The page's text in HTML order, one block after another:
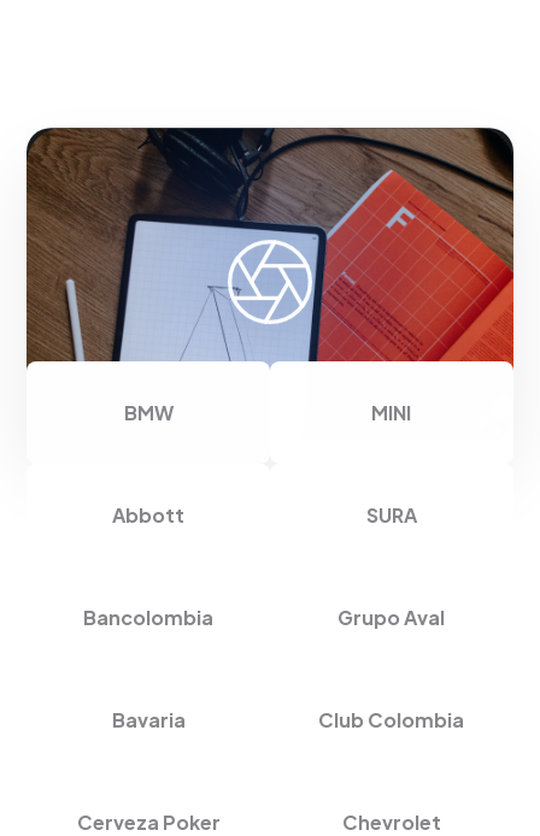
Gracias por confiar en
nosotros
BMW MINI
Abbott SURA
Bancolombia Grupo Aval
Bavaria Club Colombia
Cerveza Poker Chevrolet